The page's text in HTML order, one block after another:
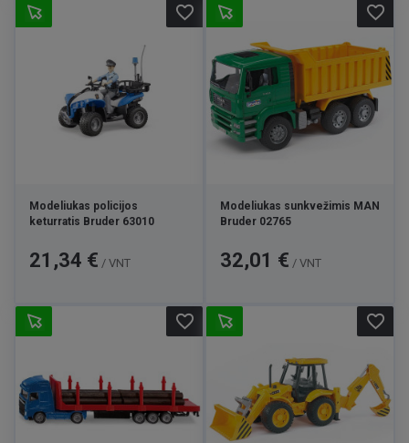
Modeliukas policijos
keturratis Bruder 63010
Kaina
21,34 € / VNT
favorite_border
Modeliukas sunkvežimis MAN
Bruder 02765
Kaina
32,01 € / VNT
favorite_border
favorite_border favorite_border